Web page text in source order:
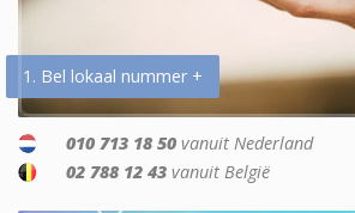
1. Bel lokaal nummer +
010 713 18 50 vanuit Nederland
02 788 12 43 vanuit België